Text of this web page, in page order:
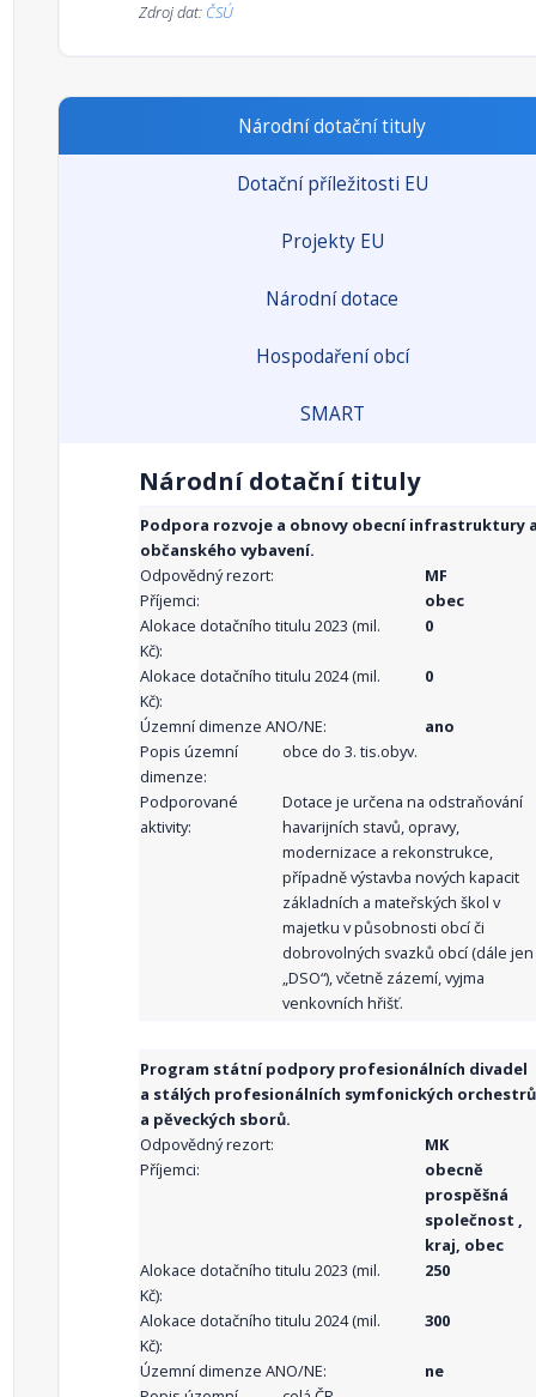
Zdroj dat: ČSÚ
Národní dotační tituly
Dotační příležitosti EU
Projekty EU
Národní dotace
Hospodaření obcí
SMART
Národní dotační tituly
Podpora rozvoje a obnovy obecní infrastruktury
občanského vybavení.
Odpovědný rezort:
MF
Příjemci:
obec
Alokace dotačního titulu 2023 (mil.
Kč):
0
Alokace dotačního titulu 2024 (mil.
Kč):
0
Územní dimenze ANO/NE:
ano
Popis územní
dimenze:
obce do 3. tis.obyv.
Podporované
aktivity:
Dotace je určena na odstraňování
havarijních stavů, opravy,
modernizace a rekonstrukce,
případně výstavba nových kapacit
základních a mateřských škol v
majetku v působnosti obcí či
dobrovolných svazků obcí (dále jen
„DSO“), včetně zázemí, vyjma
venkovních hřišť.
Program státní podpory profesionálních divadel
a stálých profesionálních symfonických orchestrů
a pěveckých sborů.
Odpovědný rezort:
MK
Příjemci:
obecně
prospěšná
společnost ,
kraj, obec
Alokace dotačního titulu 2023 (mil.
Kč):
250
Alokace dotačního titulu 2024 (mil.
Kč):
300
Územní dimenze ANO/NE:
ne